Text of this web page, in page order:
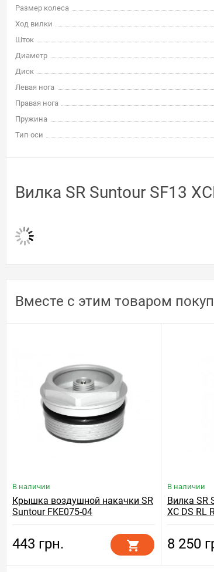
Размер колеса
Ход вилки
Шток
Диаметр
Диск
Левая нога
Правая нога
Пружина
Тип оси
Вилка SR Suntour SF13
Вместе с этим товаром
В наличии
Крышка воздушной накачки SR
Suntour FKE075-04
443 грн.
В наличии
Вилка SR
XC DS RL
8 250